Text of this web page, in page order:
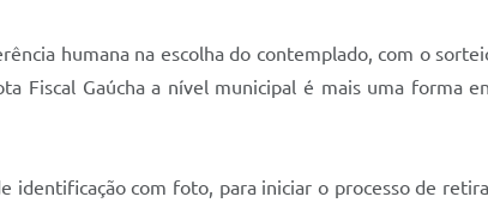
humana na escolha do contemplado, com o
Fiscal Gaúcha a nível municipal é mais uma forma
identificação com foto, para iniciar o processo de